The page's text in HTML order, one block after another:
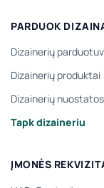
PARDUOK
Dizainerių
Dizainerių produktai
Dizainerių nuostatos
Tapk dizaineriu
ĮMONĖS